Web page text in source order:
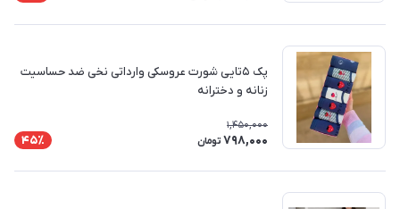
پک ۵تایی شورت عروسکی وارداتی نخی ضد حساسیت
زنانه و دخترانه
1,450,000
798,000 تومان 45٪